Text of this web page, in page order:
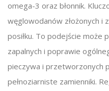
omega-3 oraz błonnik.
węglowodanów złożonych i
posiłku. To podejście może
zapalnych i poprawie
pieczywa i przetworzonych
pełnoziarniste zamienniki.